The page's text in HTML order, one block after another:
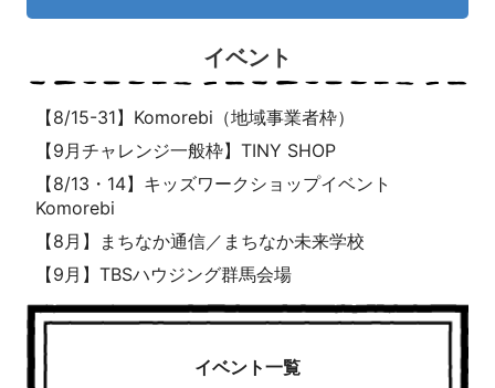
イベント
【8/15-31】Komorebi（地域事業者枠）
【9月チャレンジ一般枠】TINY SHOP
【8/13・14】キッズワークショップイベント
Komorebi
【8月】まちなか通信／まちなか未来学校
【9月】TBSハウジング群馬会場
イベント一覧